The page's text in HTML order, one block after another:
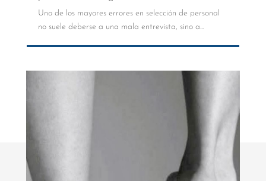
Uno de los mayores errores en selección de personal
no suele deberse a una mala entrevista, sino a...